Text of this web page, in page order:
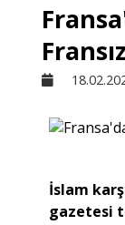
İslam
gazetesi